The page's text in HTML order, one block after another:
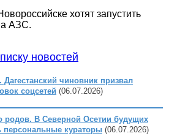
хотят запустить
АЗС.
новостей
чиновник призвал
соцсетей (06.07.2026)
родов. В Северной Осетии будущих
персональные кураторы (06.07.2026)